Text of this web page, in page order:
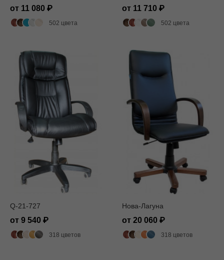
от 11 080
502 цвета
от 11 710
502 цвета
Q-21-727
от 9 540
318 цветов
Нова-Лагуна
от 20 060
318 цветов